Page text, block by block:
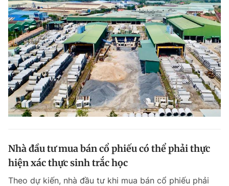
Nhà đầu tư mua bán cổ phiếu có thể phải thực
hiện xác thực sinh trắc học
Theo dự kiến, nhà đầu tư khi mua bán cổ phiếu phải